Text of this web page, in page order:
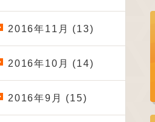
2016年11月 (13)
2016年10月 (14)
2016年9月 (15)